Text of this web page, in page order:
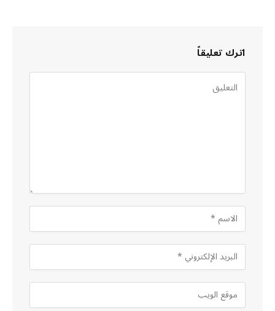
اترك تعليقاً